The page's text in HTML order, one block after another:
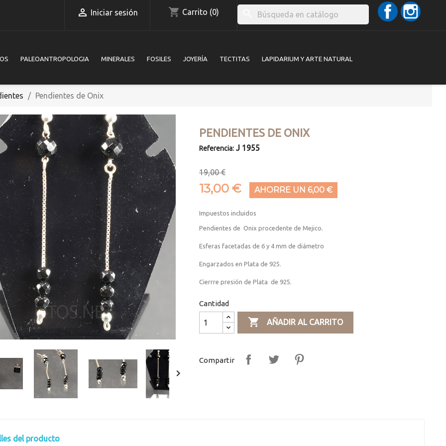
 Iniciar sesión shopping_cart Carrito (0)
Facebook
PALEOANTROPOLOGIA MINERALES FOSILES JOYERÍA TECTITAS LAPIDARIUM Y ARTE NATURAL
Pendientes de Onix

PENDIENTES DE ONIX
Referencia: J 1955
19,00 €
13,00 € AHORRE UN 6,00 €
Impuestos incluidos
Pendientes de Onix procedente de Mejico.
Esferas facetadas de 6 y 4 mm de diámetro
Engarzados en Plata de 925.
Cierrre presión de Plata de 925.
Cantidad
 AÑADIR AL CARRITO
Compartir
del producto